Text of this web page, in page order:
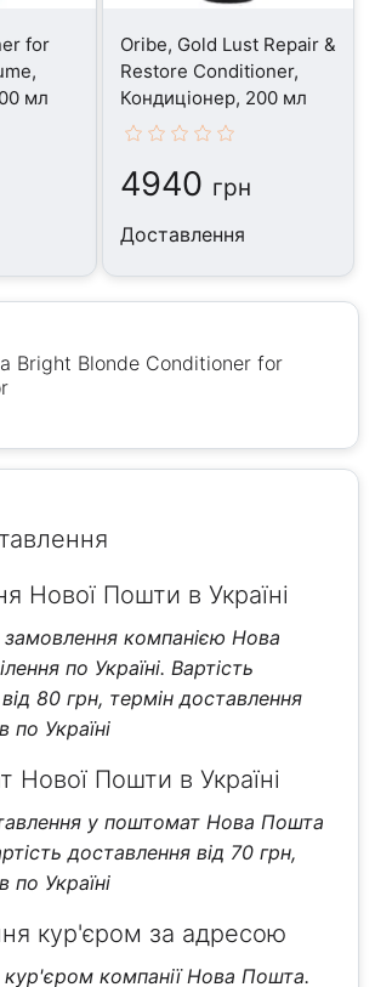
for
мл
Oribe, Gold Lust Repair &
Restore Conditioner,
Кондиціонер, 200 мл
4940 грн
Доставлення
Bright Blonde Conditioner for
Нової Пошти в Україні
компанією Нова
по Україні. Вартість
80 грн, термін доставлення
по Україні
Нової Пошти в Україні
у поштомат Нова Пошта
доставлення від 70 грн,
по Україні
кур'єром за адресою
компанії Нова Пошта.